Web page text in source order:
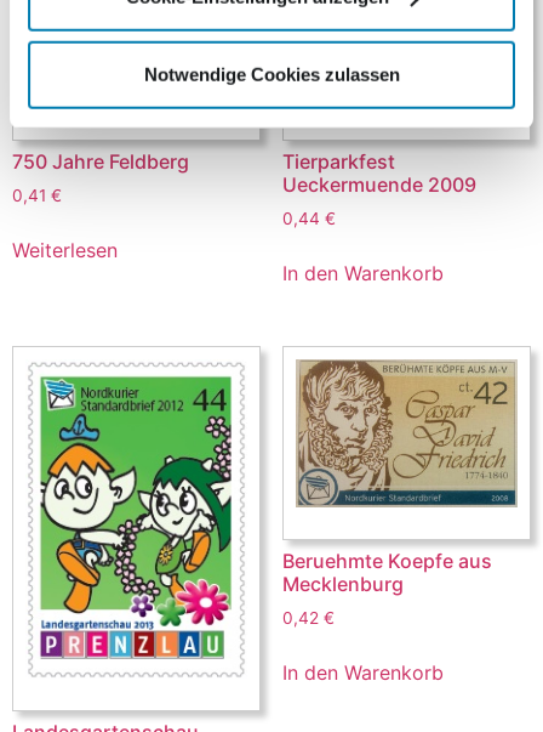
Notwendige Cookies zulassen
750 Jahre Feldberg
0,41 €
Weiterlesen
Tierparkfest
Ueckermuende 2009
0,44 €
In den Warenkorb
Beruehmte Koepfe aus
Mecklenburg
0,42 €
In den Warenkorb